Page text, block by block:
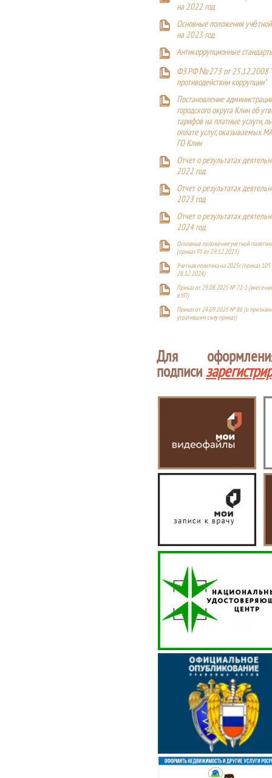
на 2022 год
Основные положения
на 2023 год
Антикоррупционные
ФЗ РФ №273 от 25.12.2008
противодействии коррупции"
Постановление
городского округа Клин об
тарифов на платные услуги,
оплате услуг, оказываемых
ГО Клин
Отчет о результатах
2022 год
Отчет о результатах
2023 год
Отчет о результатах
2024 год
Основные положения учетной
(приказ 95 от 29.12.2023)
Учетная политика на 2025г. (приказ 105
28.12.2024)
Приказ от 29.08.2025 № 72-1
в УП)
Приказ от 24.09.2025 № 86 (о
утратившим силу приказ)
Для
подписи